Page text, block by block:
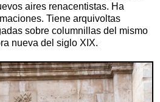
aires renacentistas. Ha
Tiene arquivoltas
sobre columnillas del mismo
nueva del siglo XIX.